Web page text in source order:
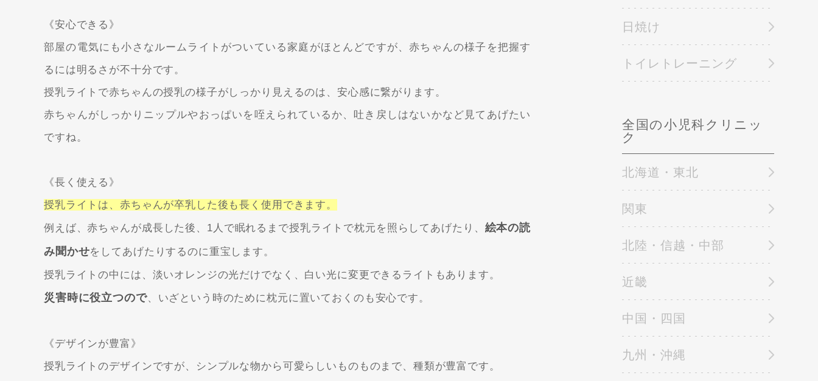
《安心できる》
部屋の電気にも小さなルームライトがついている家庭がほとんどですが、赤ちゃんの様子を把握す
るには明るさが不十分です。
授乳ライトで赤ちゃんの授乳の様子がしっかり見えるのは、安心感に繋がります。
赤ちゃんがしっかりニップルやおっぱいを咥えられているか、吐き戻しはないかなど見てあげたい
ですね。
《長く使える》
授乳ライトは、赤ちゃんが卒乳した後も長く使用できます。
例えば、赤ちゃんが成長した後、1人で眠れるまで授乳ライトで枕元を照らしてあげたり、 絵本の読
み聞かせをしてあげたりするのに重宝します。
授乳ライトの中には、淡いオレンジの光だけでなく、白い光に変更できるライトもあります。
災害時に役立つので、いざという時のために枕元に置いておくのも安心です。
《デザインが豊富》
授乳ライトのデザインですが、シンプルな物から可愛らしいものものまで、種類が豊富です。
日焼け
トイレトレーニング
全国の小児科クリニッ
ク
北海道・東北
関東
北陸・信越・中部
近畿
中国・四国
九州・沖縄